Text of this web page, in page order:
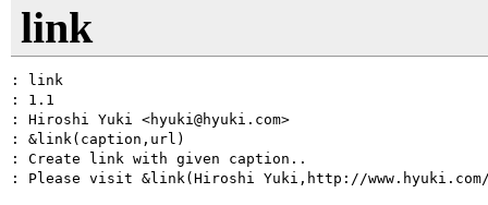
link
: link
: 1.1
: Hiroshi Yuki <hyuki@hyuki.com>
: &link(caption,url)
: Create link with given caption..